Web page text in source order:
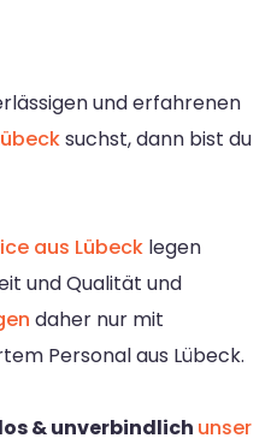
und erfahrenen
suchst, dann bist du
aus Lübeck legen
und Qualität und
daher nur mit
Personal aus Lübeck.
& unverbindlich unser